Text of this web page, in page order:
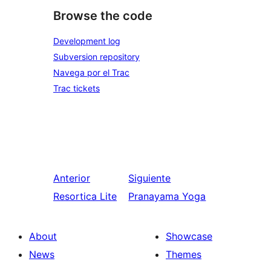
Browse the code
Development log
Subversion repository
Navega por el Trac
Trac tickets
Anterior
Resortica Lite
Siguiente
Pranayama Yoga
About
News
Showcase
Themes